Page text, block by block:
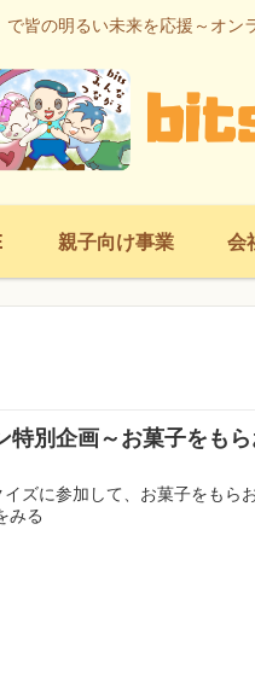
で皆の明るい未来を応援～オ
親子向け事業 会
特別企画～お菓子をも
ズに参加して、お菓子をもら
みる